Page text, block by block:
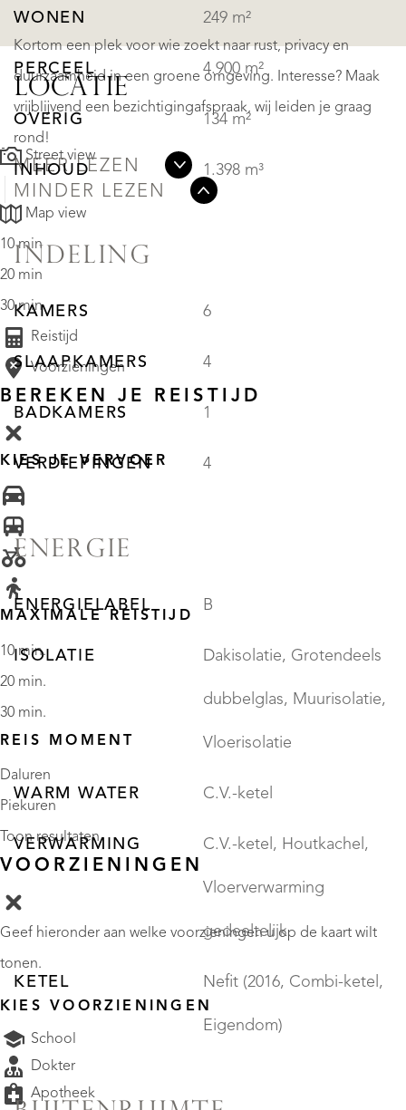
Kortom een plek voor wie zoekt naar rust, privacy en
duurzaamheid in een groene omgeving. Interesse? Maak
vrijblijvend een bezichtigingafspraak, wij leiden je graag
rond!
MEER LEZEN
MINDER LEZEN
WONEN 249 m²
PERCEEL 4.900 m²
OVERIG 134 m²
INHOUD 1.398 m³
INDELING
KAMERS 6
SLAAPKAMERS 4
BADKAMERS 1
VERDIEPINGEN 4
ENERGIE
ENERGIELABEL B
ISOLATIE Dakisolatie, Grotendeels
dubbelglas, Muurisolatie,
Vloerisolatie
WARM WATER C.V.-ketel
VERWARMING C.V.-ketel, Houtkachel,
Vloerverwarming
gedeeltelijk
KETEL Nefit (2016, Combi-ketel,
Eigendom)
LOCATIE
Street view
Map view
10 min
20 min
30 min
Reistijd
Voorzieningen
BEREKEN JE REISTIJD
KIES JE VERVOER
MAXIMALE REISTIJD
10 min.
20 min.
30 min.
REIS MOMENT
Daluren
Piekuren
Toon resultaten
VOORZIENINGEN
Geef hieronder aan welke voorzieningen u op de kaart wilt
tonen.
KIES VOORZIENINGEN
School
Dokter
Apotheek